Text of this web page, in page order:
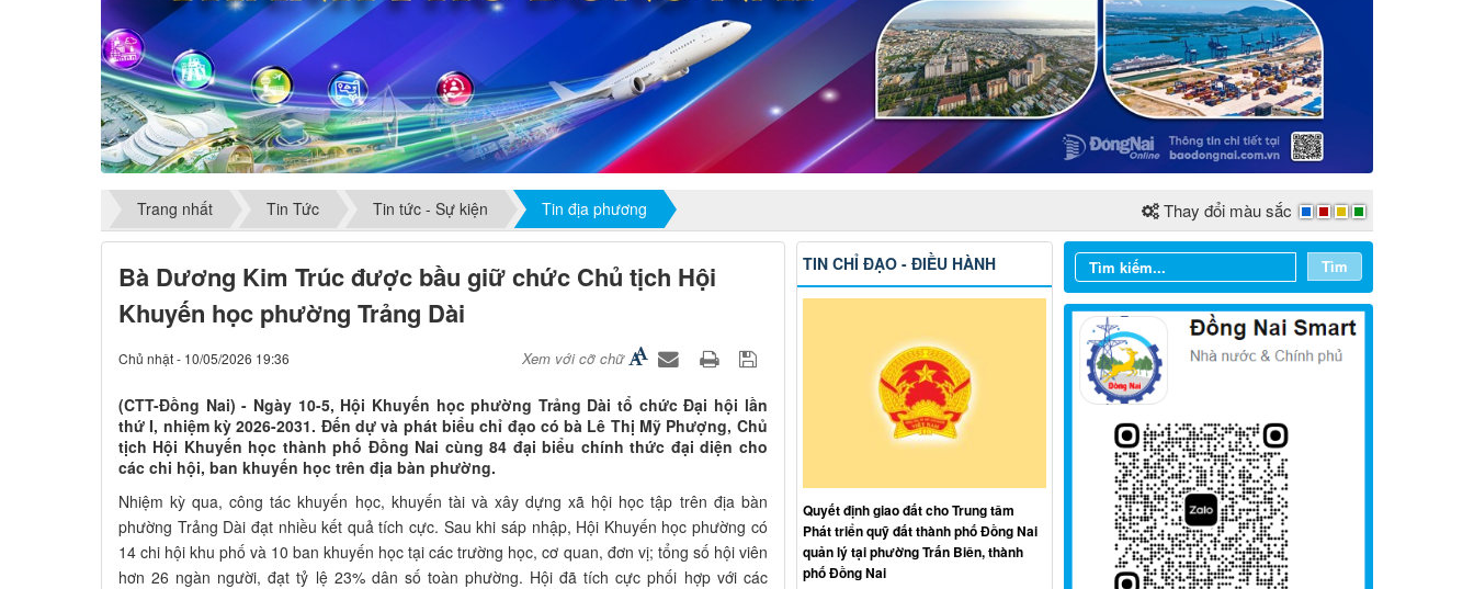
Trang nhất Tin Tức Tin tức - Sự kiện Tin địa phương Thay đổi màu sắc
Bà Dương Kim Trúc được bầu giữ chức Chủ tịch Hội
Khuyến học phường Trảng Dài
Chủ nhật - 10/05/2026 19:36 Xem với cỡ chữ
(CTT-Đồng Nai) - Ngày 10-5, Hội Khuyến học phường Trảng Dài tổ chức Đại hội lần
thứ I, nhiệm kỳ 2026-2031. Đến dự và phát biểu chỉ đạo có bà Lê Thị Mỹ Phượng, Chủ
tịch Hội Khuyến học thành phố Đồng Nai cùng 84 đại biểu chính thức đại diện cho
các chi hội, ban khuyến học trên địa bàn phường.
Nhiệm kỳ qua, công tác khuyến học, khuyến tài và xây dựng xã hội học tập trên địa bàn
phường Trảng Dài đạt nhiều kết quả tích cực. Sau khi sáp nhập, Hội Khuyến học phường có
14 chi hội khu phố và 10 ban khuyến học tại các trường học, cơ quan, đơn vị; tổng số hội viên
hơn 26 ngàn người, đạt tỷ lệ 23% dân số toàn phường. Hội đã tích cực phối hợp với các
Tìm
Từ ngày 03/8/2026 đến ngày
09/8/2026
Từ ngày 27/7/2026 đến ngày
02/8/2026
TIN CHỈ ĐẠO - ĐIỀU HÀNH
Quyết định giao đất cho Trung tâm
Phát triển quỹ đất thành phố Đồng Nai
quản lý tại phường Trấn Biên, thành
phố Đồng Nai